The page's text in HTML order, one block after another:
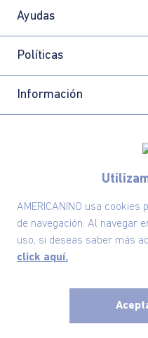
AMERICANINO usa
de navegación. Al navegar
uso, si deseas saber más
click aquí.
Ayudas
Políticas
Información
Comodin S.A.S | NIT: 800.069.933-6